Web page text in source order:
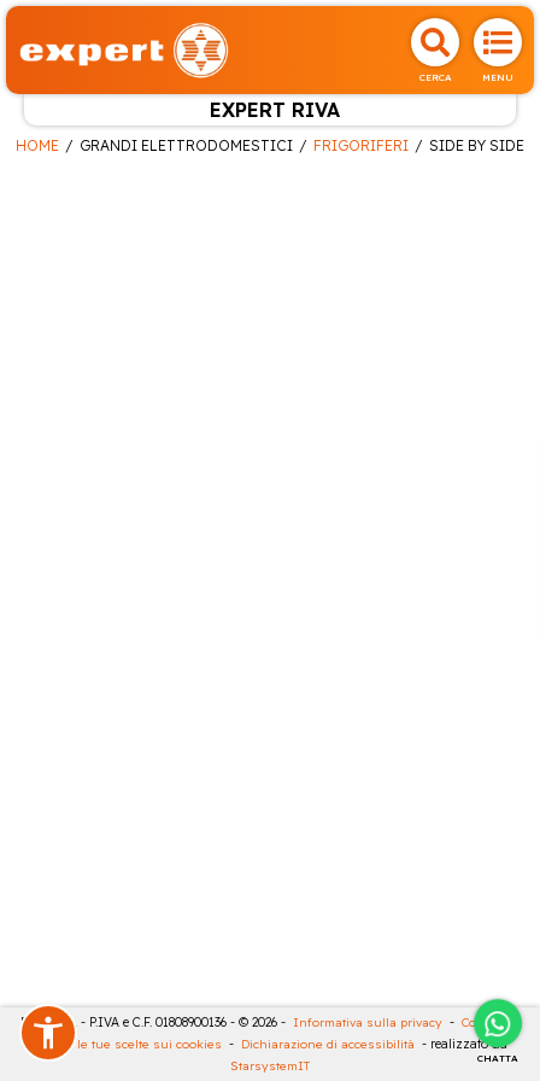
CERCA MENU
EXPERT RIVA
CHATTA
HOME GRANDI ELETTRODOMESTICI FRIGORIFERI SIDE BY SIDE
RIVA SRL - P.IVA e C.F. 01808900136 - © 2026 - Informativa sulla privacy - Cookies
Rivedi le tue scelte sui cookies - Dichiarazione di accessibilità - realizzato da
StarsystemIT